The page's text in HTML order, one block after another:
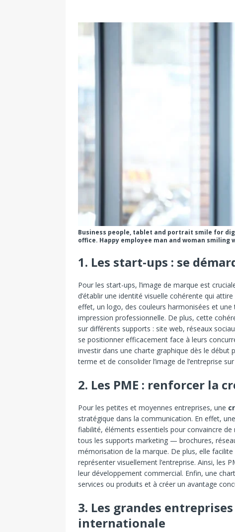
Business people, tablet and portrait smile for
office. Happy employee man and woman
1. Les start-ups : se
Pour les start-ups, l’image de marque est
d’établir une identité visuelle cohérente qui
effet, un logo, des couleurs harmonisées et
impression professionnelle. De plus, cette
sur différents supports : site web, réseaux
se positionner efficacement face à leurs
investir dans une charte graphique dès le début
terme et de consolider l’image de l’entreprise
2. Les PME : renforcer la
Pour les petites et moyennes entreprises, une
stratégique dans la communication. En effet,
fiabilité, éléments essentiels pour convaincre
tous les supports marketing — brochures,
mémorisation de la marque. De plus, elle
représenter visuellement l’entreprise. Ainsi, les
leur développement commercial. Enfin, une
services ou produits et à créer un avantage
3. Les grandes
internationale